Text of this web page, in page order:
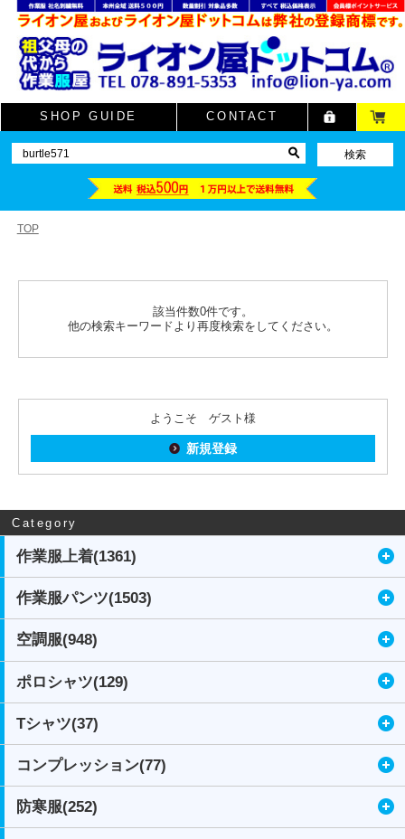
SHOP GUIDE CONTACT
TOP
該当件数0件です。
他の検索キーワードより再度検索をしてください。
ようこそ ゲスト様
新規登録
Category
作業服上着(1361)
作業服パンツ(1503)
空調服(948)
ポロシャツ(129)
Tシャツ(37)
コンプレッション(77)
防寒服(252)